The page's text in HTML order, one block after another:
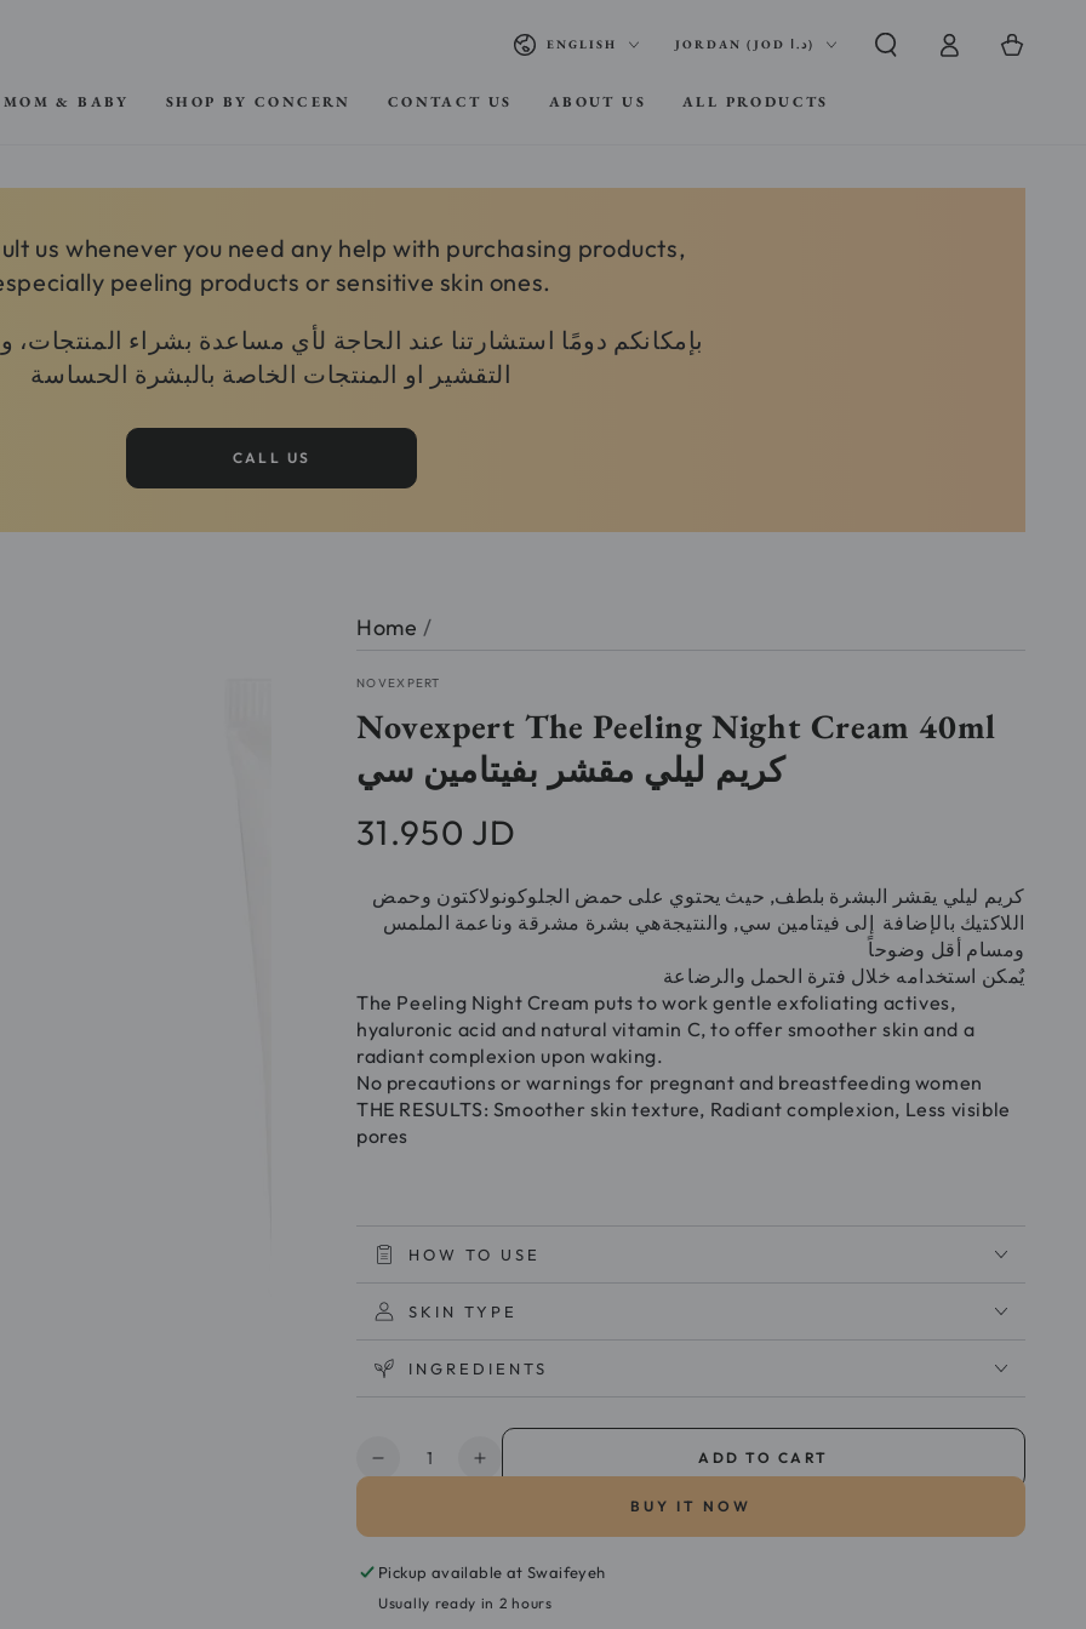
MOM & BABY SHOP BY CONCERN CONTACT US ABOUT US ALL PRODUCTS
Language
ENGLISH Country/regionJORDAN (JOD د.ا)
Log
in
Cart
us whenever you need any help with purchasing products,
peeling products or sensitive skin ones.
بإمكانكم دومًا استشارتنا عند الحاجة لأي مساعدة بشراء
التقشير او المنتجات الخاصة بالبشرة الحساسة
CALL US
Home /
NOVEXPERT
Novexpert The Peeling Night Cream 40ml
كريم ليلي مقشر بفيتامين سي
Regular
price
31.950 JD
كريم ليلي يقشر البشرة بلطف, حيث يحتوي على حمض الجلوكونولاكتون وحمض
اللاكتيك بالإضافة إلى فيتامين سي, والنتيجةهي بشرة مشرقة وناعمة الملمس
ومسام أقل وضوحاً
يٌمكن استخدامه خلال فترة الحمل والرضاعة
The Peeling Night Cream puts to work gentle exfoliating actives,
hyaluronic acid and natural vitamin C, to offer smoother skin and a
radiant complexion upon waking.
No precautions or warnings for pregnant and breastfeeding women
THE RESULTS: Smoother skin texture, Radiant complexion, Less visible
pores
HOW TO USE
SKIN TYPE
INGREDIENTS
Quantity
Decrease
Novexpert
The
Peeling
Increase
Novexpert
The
Peeling
ADD TO CART
BUY IT NOW
Pickup available atSwaifeyeh
Usually ready in 2 hours